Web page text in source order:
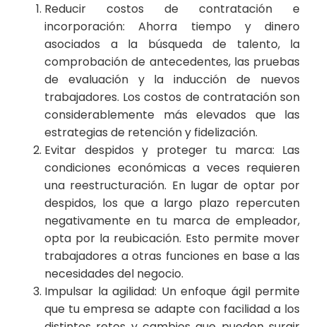
Reducir costos de contratación e
incorporación: Ahorra tiempo y dinero
asociados a la búsqueda de talento, la
comprobación de antecedentes, las pruebas
de evaluación y la inducción de nuevos
trabajadores. Los costos de contratación son
considerablemente más elevados que las
estrategias de retención y fidelización.
Evitar despidos y proteger tu marca: Las
condiciones económicas a veces requieren
una reestructuración. En lugar de optar por
despidos, los que a largo plazo repercuten
negativamente en tu marca de empleador,
opta por la reubicación. Esto permite mover
trabajadores a otras funciones en base a las
necesidades del negocio.
Impulsar la agilidad: Un enfoque ágil permite
que tu empresa se adapte con facilidad a los